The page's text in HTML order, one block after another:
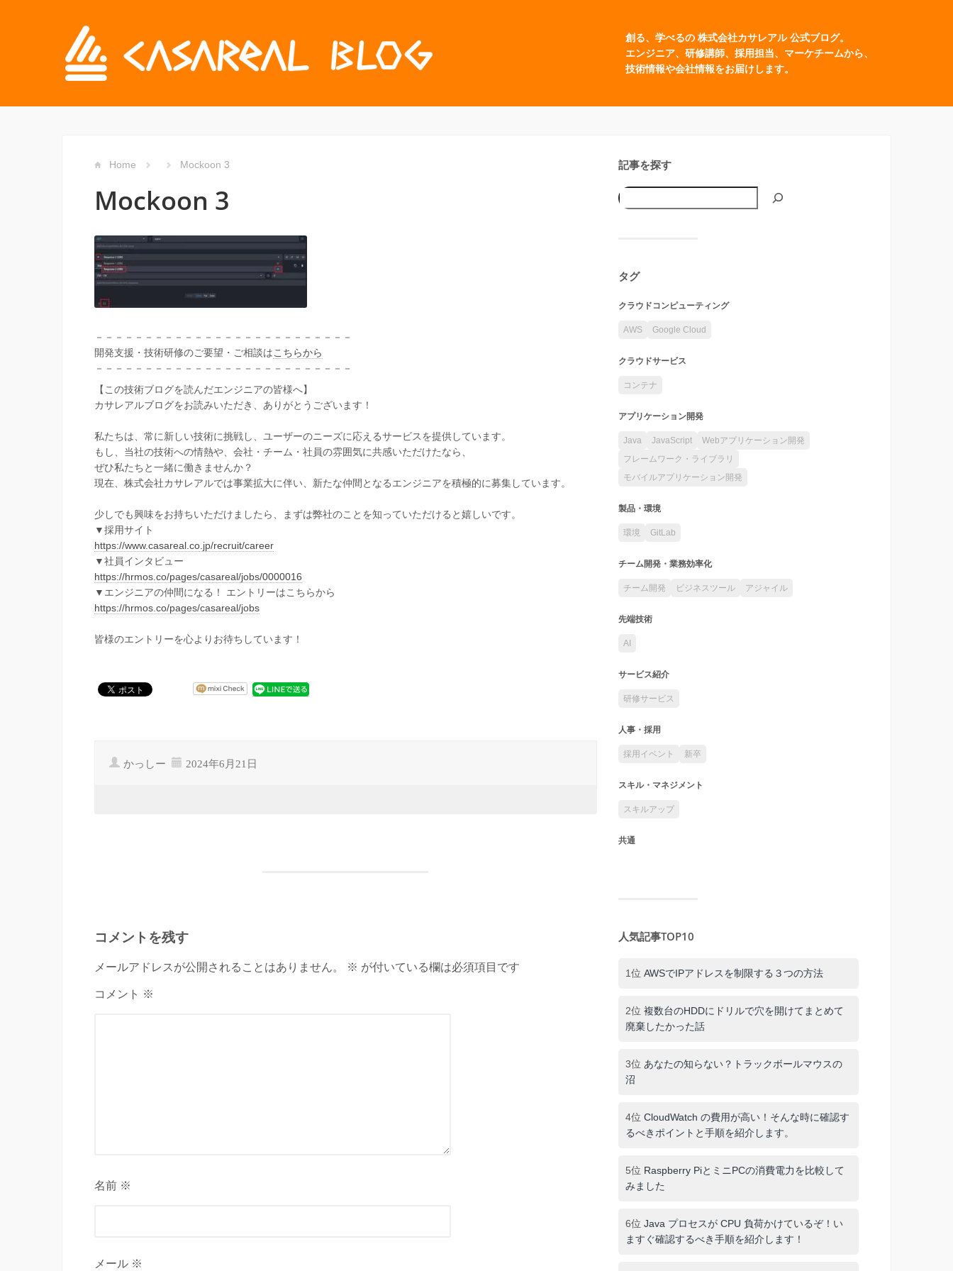
創る、学べるの 株式会社カサレアル 公式ブログ。
エンジニア、研修講師、採用担当、マーケチームから、
技術情報や会社情報をお届けします。
Home Mockoon 3
Mockoon 3
－－－－－－－－－－－－－－－－－－－－－－－－－－
開発支援・技術研修のご要望・ご相談はこちらから
－－－－－－－－－－－－－－－－－－－－－－－－－－
【この技術ブログを読んだエンジニアの皆様へ】
カサレアルブログをお読みいただき、ありがとうございます！
私たちは、常に新しい技術に挑戦し、ユーザーのニーズに応えるサービスを提供しています。
もし、当社の技術への情熱や、会社・チーム・社員の雰囲気に共感いただけたなら、
ぜひ私たちと一緒に働きませんか？
現在、株式会社カサレアルでは事業拡大に伴い、新たな仲間となるエンジニアを積極的に募集しています。
少しでも興味をお持ちいただけましたら、まずは弊社のことを知っていただけると嬉しいです。
▼採用サイト
https://www.casareal.co.jp/recruit/career
▼社員インタビュー
https://hrmos.co/pages/casareal/jobs/0000016
▼エンジニアの仲間になる！ エントリーはこちらから
https://hrmos.co/pages/casareal/jobs
皆様のエントリーを心よりお待ちしています！
かっしー 2024年6月21日
コメントを残す
メールアドレスが公開されることはありません。 ※ が付いている欄は必須項目です
コメント ※
名前 ※
メール ※
記事を探す
タグ
クラウドコンピューティング
AWS Google Cloud
クラウドサービス
コンテナ
アプリケーション開発
Java JavaScript
Webアプリケーション開発
フレームワーク・ライブラリ
モバイルアプリケーション開発
製品・環境
環境 GitLab
チーム開発・業務効率化
チーム開発 ビジネスツール アジャイル
先端技術
AI
サービス紹介
研修サービス
人事・採用
採用イベント 新卒
スキル・マネジメント
スキルアップ
共通
人気記事TOP10
1位 AWSでIPアドレスを制限する３つの方法
2位 複数台のHDDにドリルで穴を開けてまとめて
廃棄したかった話
3位 あなたの知らない？トラックボールマウスの
沼
4位 CloudWatch の費用が高い！そんな時に確認す
るべきポイントと手順を紹介します。
5位 Raspberry PiとミニPCの消費電力を比較して
みました
6位 Java プロセスが CPU 負荷かけているぞ！い
ますぐ確認するべき手順を紹介します！